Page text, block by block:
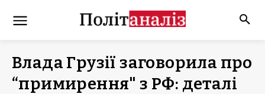
Влада Грузії заговорила про
“примирення" з РФ: деталі